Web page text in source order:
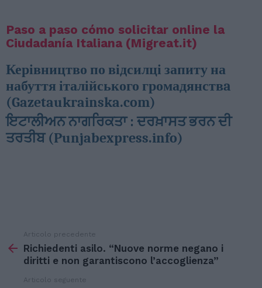
Paso a paso cómo solicitar online la
Ciudadanía Italiana (Migreat.it)
Керівництво по відсилці запиту на
набуття італійського громадянствa
(Gazetaukrainska.com)
ਇਟਾਲੀਅਨ ਨਾਗਰਿਕਤਾ : ਦਰਖ਼ਾਸਤ ਭਰਨ ਦੀ
ਤਰਤੀਬ (Punjabexpress.info)
di
Articolo precedente
Richiedenti asilo. “Nuove norme negano i
diritti e non garantiscono l’accoglienza”
Articolo seguente